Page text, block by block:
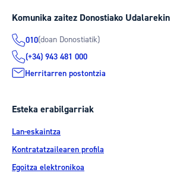
Komunika zaitez Donostiako Udalarekin
010(doan Donostiatik)
(+34) 943 481 000
Herritarren postontzia
Esteka erabilgarriak
Lan-eskaintza
Kontratatzailearen profila
Egoitza elektronikoa